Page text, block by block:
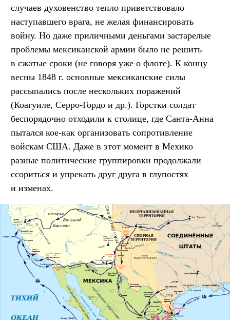
случаев духовенство тепло приветствовало
наступавшего врага, не желая финансировать
войну. Но даже приличными деньгами застарелые
проблемы мексиканской армии было не решить
в сжатые сроки (не говоря уже о флоте). К концу
весны 1848 г. основные мексиканские силы
рассыпались после нескольких поражений
(Коагуиле, Серро-Гордо и др.). Горстки солдат
беспорядочно отходили к столице, где Санта-Анна
пытался кое-как организовать сопротивление
войскам США. Даже в этот момент в Мехико
разные политические группировки продолжали
ссориться и упрекать друг друга в глупостях
и изменах.